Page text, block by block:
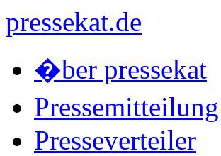
pressekat.de
�ber pressekat
Presseverteiler